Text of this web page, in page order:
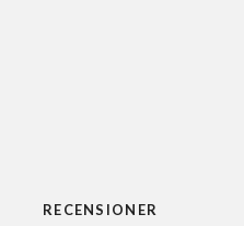
RECENSIONER